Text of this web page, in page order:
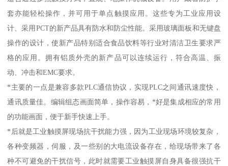
套亦能轻松操作，并可用于单点触摸应用。这些专为工业应用设
计、采用PCT的新产品具有防水和防尘性能。采用玻璃面板和无键盘
操作的设计，使新产品特别适合食品饮料等行业对清洁卫生要求严
格的应用。拥有铝质外壳的新产品可以连续运行，符合高温、振
动、冲击和EMC要求。
*主要的一点是兼容多款PLC通信协议，实现PLC之间通讯速度快，
通讯质量佳。编辑组态画面简单，操作容易，*好是集成相应的常用
的功能画面，便于新手快速上手。
*后就是工业触摸屏现场抗干扰能力强，因为工业现场环境较复杂，
各种变频器，伺服，及一些别的大电流设备存在，给现场带来了各
种不可避免的干扰信号，此时就需要工业触摸屏自身具备很强抗干